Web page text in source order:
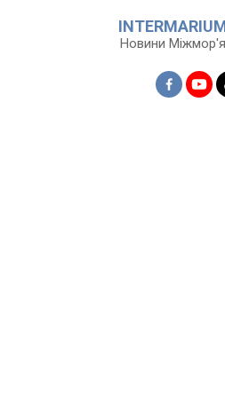
Новини Міжмор'я